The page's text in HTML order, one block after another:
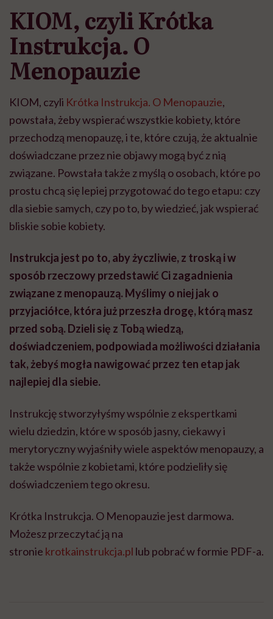
KIOM, czyli Krótka
Instrukcja. O
Menopauzie
KIOM, czyli Krótka Instrukcja. O Menopauzie,
powstała, żeby wspierać wszystkie kobiety, które
przechodzą menopauzę, i te, które czują, że aktualnie
doświadczane przez nie objawy mogą być z nią
związane. Powstała także z myślą o osobach, które po
prostu chcą się lepiej przygotować do tego etapu: czy
dla siebie samych, czy po to, by wiedzieć, jak wspierać
bliskie sobie kobiety.
Instrukcja jest po to, aby życzliwie, z troską i w
sposób rzeczowy przedstawić Ci zagadnienia
związane z menopauzą. Myślimy o niej jak o
przyjaciółce, która już przeszła drogę, którą masz
przed sobą. Dzieli się z Tobą wiedzą,
doświadczeniem, podpowiada możliwości działania
tak, żebyś mogła nawigować przez ten etap jak
najlepiej dla siebie.
Instrukcję stworzyłyśmy wspólnie z ekspertkami
wielu dziedzin, które w sposób jasny, ciekawy i
merytoryczny wyjaśniły wiele aspektów menopauzy, a
także wspólnie z kobietami, które podzieliły się
doświadczeniem tego okresu.
Krótka Instrukcja. O Menopauzie jest darmowa.
Możesz przeczytać ją na
stronie krotkainstrukcja.pl lub pobrać w formie PDF-a.